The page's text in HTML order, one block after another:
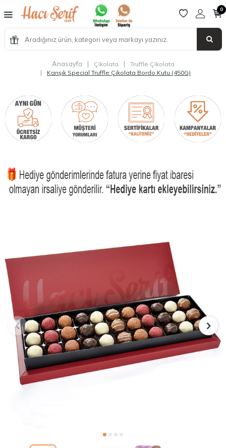
0
Anasayfa | Çikolata | Truffle Çikolata
| Karışık Special Truffle Çikolata Bordo Kutu (450G)